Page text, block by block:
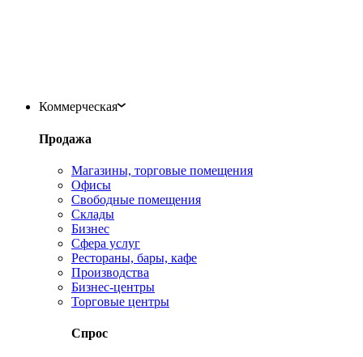
Коммерческая
Продажа
Магазины, торговые помещения
Офисы
Свободные помещения
Склады
Бизнес
Сфера услуг
Рестораны, бары, кафе
Производства
Бизнес-центры
Торговые центры
Спрос